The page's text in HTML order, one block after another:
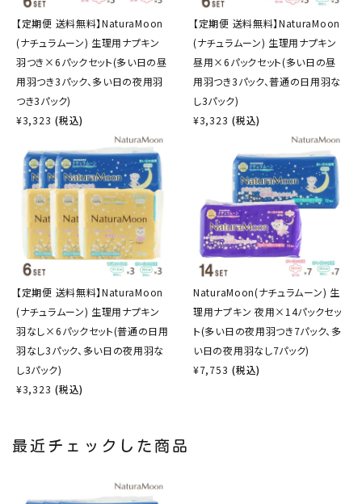
【定期便 送料無料】NaturaMoon
(ナチュラムーン) 生理用ナプキン
羽つき×6パックセット(多い日の昼
用羽つき3パック、多い日の夜用羽
つき3パック)
¥3,323 (税込)
【定期便 送料無料】NaturaMoon
(ナチュラムーン) 生理用ナプキン
昼用×6パックセット(多い日の昼
用羽つき3パック、普通の日用羽な
し3パック)
¥3,323 (税込)
【定期便 送料無料】NaturaMoon
(ナチュラムーン) 生理用ナプキン
羽なし×6パックセット(普通の日用
羽なし3パック、多い日の夜用羽な
し3パック)
¥3,323 (税込)
NaturaMoon(ナチュラムーン) 生
理用ナプキン 夜用×14パックセッ
ト(多い日の夜用羽つき7パック、多
い日の夜用羽なし7パック)
¥7,753 (税込)
最近チェックした商品